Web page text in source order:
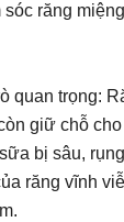
răng
quan trọng:
giữ chỗ
bị sâu,
răng vĩnh